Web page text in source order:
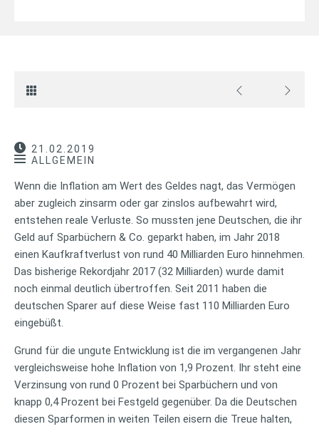
21.02.2019
ALLGEMEIN
Wenn die Inflation am Wert des Geldes nagt, das Vermögen
aber zugleich zinsarm oder gar zinslos aufbewahrt wird,
entstehen reale Verluste. So mussten jene Deutschen, die ihr
Geld auf Sparbüchern & Co. geparkt haben, im Jahr 2018
einen Kaufkraftverlust von rund 40 Milliarden Euro hinnehmen.
Das bisherige Rekordjahr 2017 (32 Milliarden) wurde damit
noch einmal deutlich übertroffen. Seit 2011 haben die
deutschen Sparer auf diese Weise fast 110 Milliarden Euro
eingebüßt.
Grund für die ungute Entwicklung ist die im vergangenen Jahr
vergleichsweise hohe Inflation von 1,9 Prozent. Ihr steht eine
Verzinsung von rund 0 Prozent bei Sparbüchern und von
knapp 0,4 Prozent bei Festgeld gegenüber. Da die Deutschen
diesen Sparformen in weiten Teilen eisern die Treue halten,